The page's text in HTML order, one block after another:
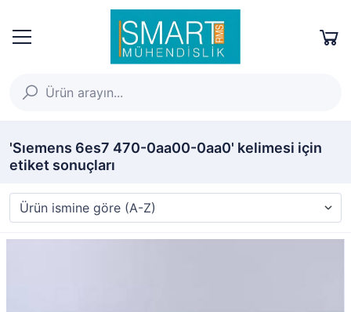
'Sıemens 6es7 470-0aa00-0aa0' kelimesi için
etiket sonuçları